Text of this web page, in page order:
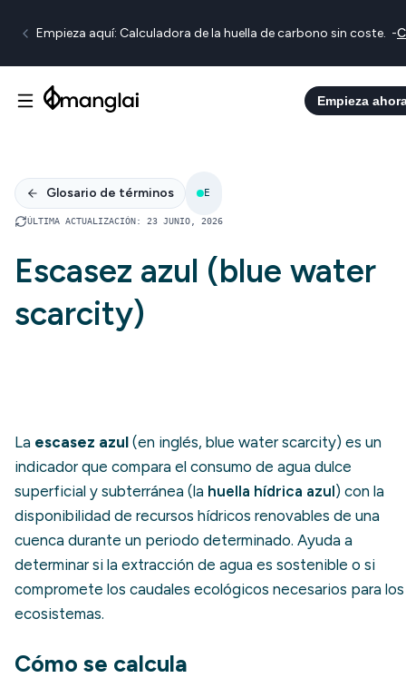
Empieza aquí: Calculadora de la huella de carbono sin coste. -
Empieza
Glosario de términos E
ÚLTIMA ACTUALIZACIÓN: 23 JUNIO, 2026
Escasez azul (blue water
scarcity)
La escasez azul (en inglés, blue water scarcity) es un
indicador que compara el consumo de agua dulce
superficial y subterránea (la huella hídrica azul) con la
disponibilidad de recursos hídricos renovables de una
cuenca durante un periodo determinado. Ayuda a
determinar si la extracción de agua es sostenible o si
compromete los caudales ecológicos necesarios para los
ecosistemas.
Cómo se calcula